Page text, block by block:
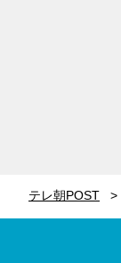
テレ朝POST